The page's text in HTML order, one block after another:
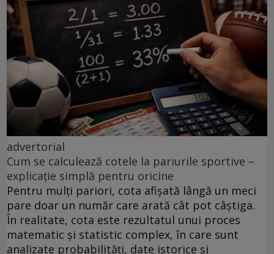
advertorial
Cum se calculează cotele la pariurile sportive –
explicație simplă pentru oricine
Pentru mulți pariori, cota afișată lângă un meci
pare doar un număr care arată cât pot câștiga.
În realitate, cota este rezultatul unui proces
matematic și statistic complex, în care sunt
analizate probabilități, date istorice și